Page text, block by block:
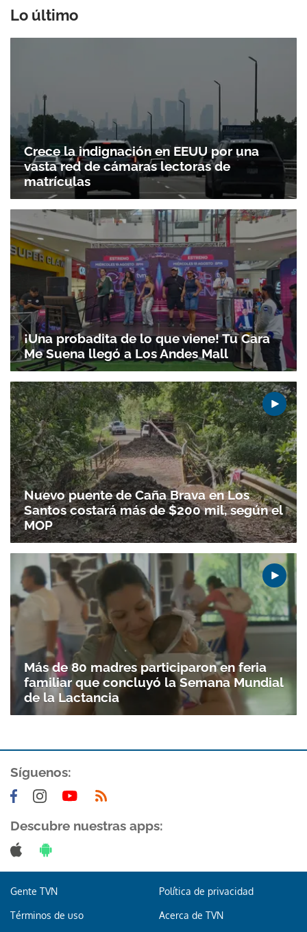
Lo último
Crece la indignación en EEUU por una
vasta red de cámaras lectoras de
matrículas
¡Una probadita de lo que viene! Tu Cara
Me Suena llegó a Los Andes Mall
Nuevo puente de Caña Brava en Los
Santos costará más de $200 mil, según el
MOP
Más de 80 madres participaron en feria
familiar que concluyó la Semana Mundial
de la Lactancia
Síguenos:
Descubre nuestras apps:
Gente TVN Política de privacidad
Términos de uso Acerca de TVN